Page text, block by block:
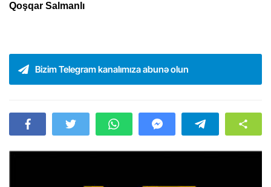
Qoşqar Salmanlı
Bizim Telegram kanalımıza abunə olun